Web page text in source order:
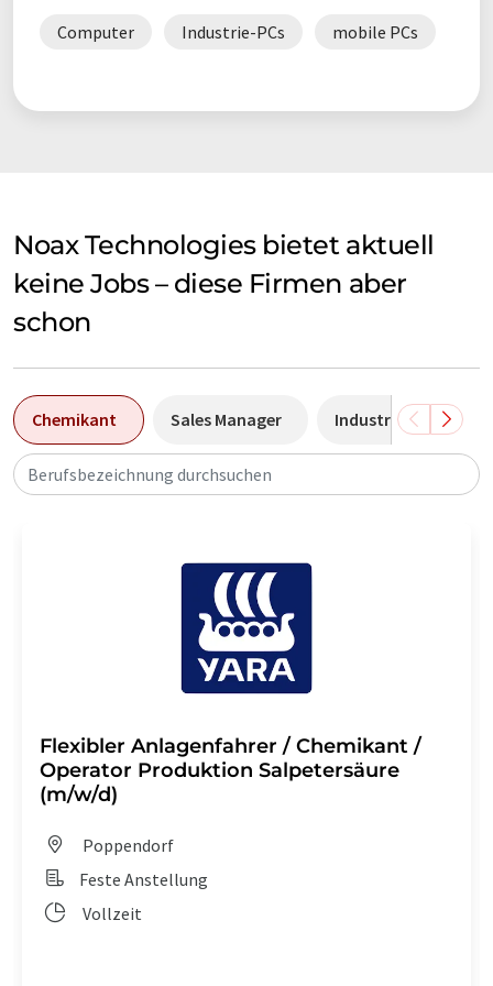
Computer Industrie-PCs mobile PCs
Noax Technologies bietet aktuell
keine Jobs – diese Firmen aber
schon
Chemikant Sales Manager
Berufsbezeichnung durchsuchen
Flexibler Anlagenfahrer / Chemikant /
Operator Produktion Salpetersäure
(m/w/d)
Poppendorf
Feste Anstellung
Vollzeit